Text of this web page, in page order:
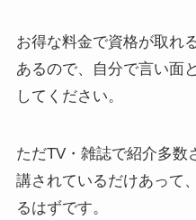
お得な料金で資格が取れ
あるので、自分で言い面
してください。
ただTV・雑誌で紹介多数
講されているだけあって
るはずです。